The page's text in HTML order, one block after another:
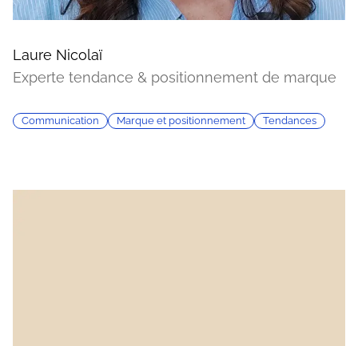
Laure Nicolaï
Experte tendance & positionnement de marque
Communication Marque et positionnement Tendances